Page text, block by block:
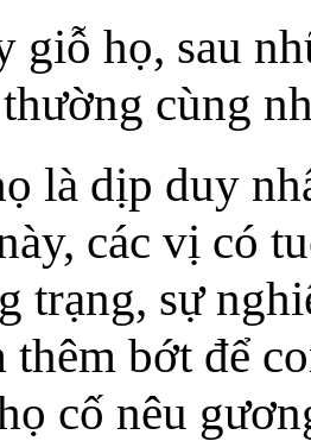
giỗ họ, sau
cùng
là dịp duy
các vị có
trạng, sự
thêm bớt để
cố nêu